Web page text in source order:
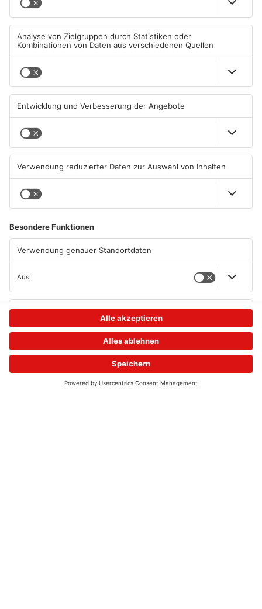
gestoppt
31.07.2026, 11:45 UHR IN KREIS
MILTENBERG
31.07.2026, 11:35 UHR IN KREIS
MILTENBERG